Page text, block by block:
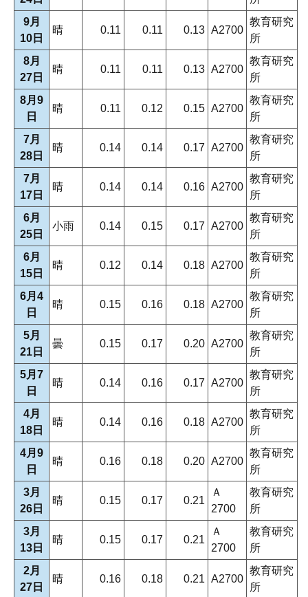
9月
10日
晴 0.11 0.11 0.13 A2700
教育研究
所
8月
27日
晴 0.11 0.11 0.13 A2700
教育研究
所
8月9
日
晴 0.11 0.12 0.15 A2700
教育研究
所
7月
28日
晴 0.14 0.14 0.17 A2700
教育研究
所
7月
17日
晴 0.14 0.14 0.16 A2700
教育研究
所
6月
25日
小雨 0.14 0.15 0.17 A2700
教育研究
所
6月
15日
晴 0.12 0.14 0.18 A2700
教育研究
所
6月4
日
晴 0.15 0.16 0.18 A2700
教育研究
所
5月
21日
曇 0.15 0.17 0.20 A2700
教育研究
所
5月7
日
晴 0.14 0.16 0.17 A2700
教育研究
所
4月
18日
晴 0.14 0.16 0.18 A2700
教育研究
所
4月9
日
晴 0.16 0.18 0.20 A2700
教育研究
所
3月
26日
晴 0.15 0.17 0.21
Ａ
2700
教育研究
所
3月
13日
晴 0.15 0.17 0.21
Ａ
2700
教育研究
所
2月
27日
晴 0.16 0.18 0.21 A2700
教育研究
所